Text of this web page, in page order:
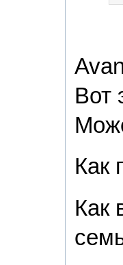
Вот
Как
Как